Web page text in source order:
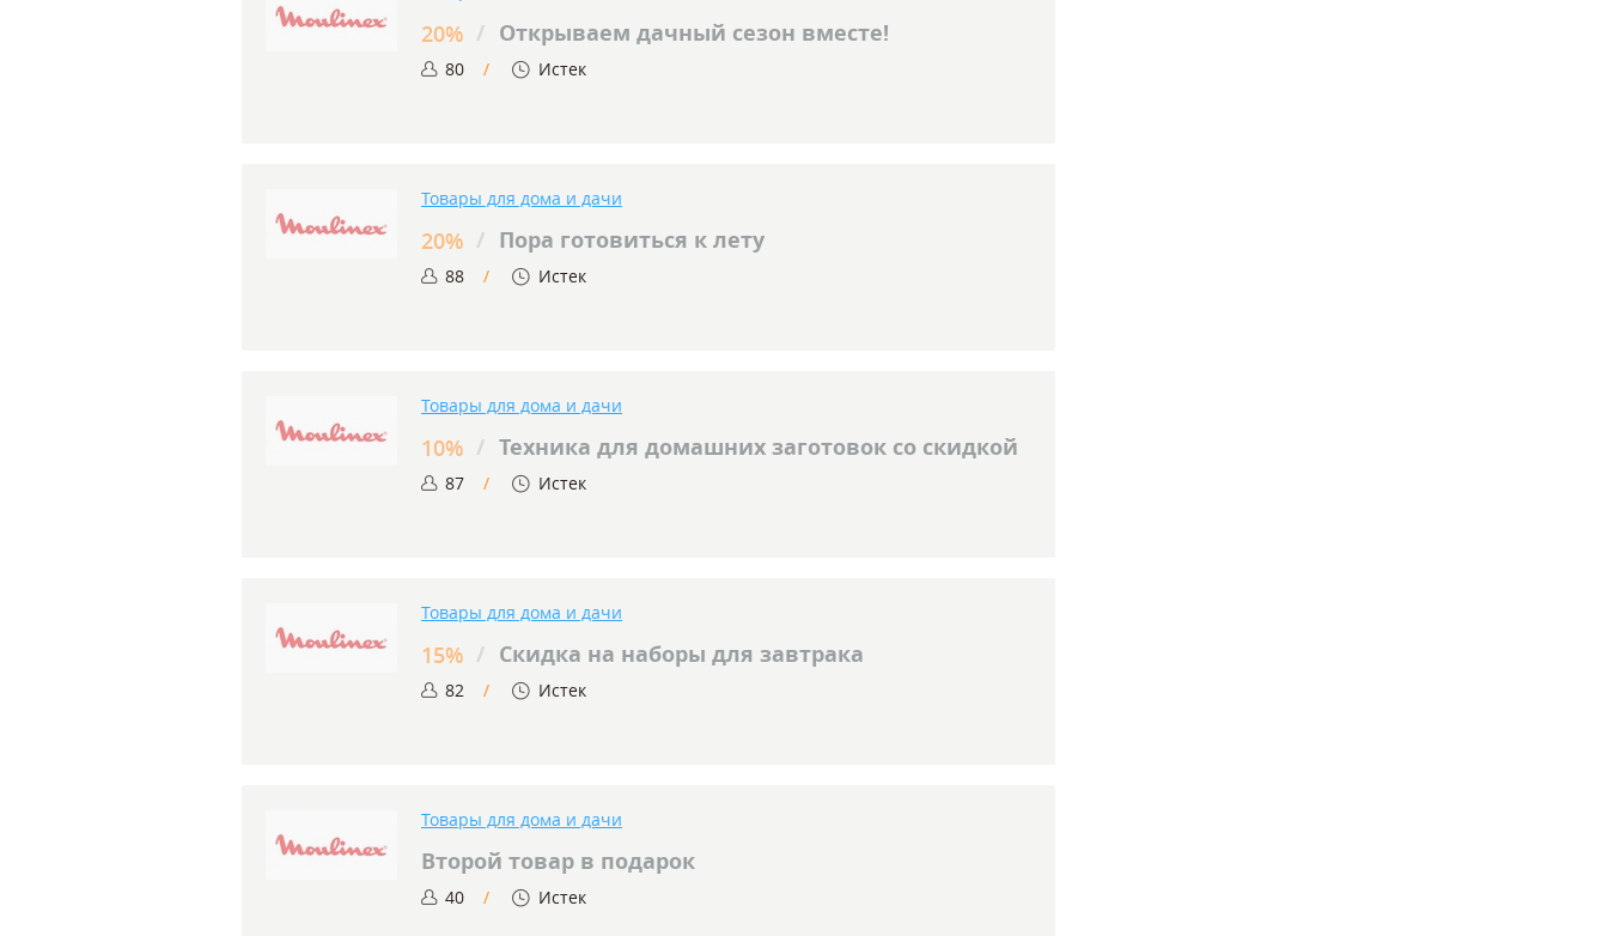
20% / Открываем дачный сезон вместе!
80 Истек
Товары для дома и дачи
20% / Пора готовиться к лету
88 Истек
Товары для дома и дачи
10% / Техника для домашних заготовок со скидкой
87 Истек
Товары для дома и дачи
15% / Скидка на наборы для завтрака
82 Истек
Товары для дома и дачи
Второй товар в подарок
40 Истек